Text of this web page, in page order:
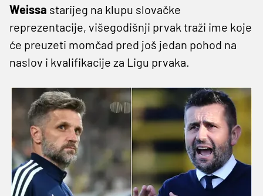
Weissa starijeg na klupu slovačke
reprezentacije, višegodišnji prvak traži ime koje
će preuzeti momčad pred još jedan pohod na
naslov i kvalifikacije za Ligu prvaka.